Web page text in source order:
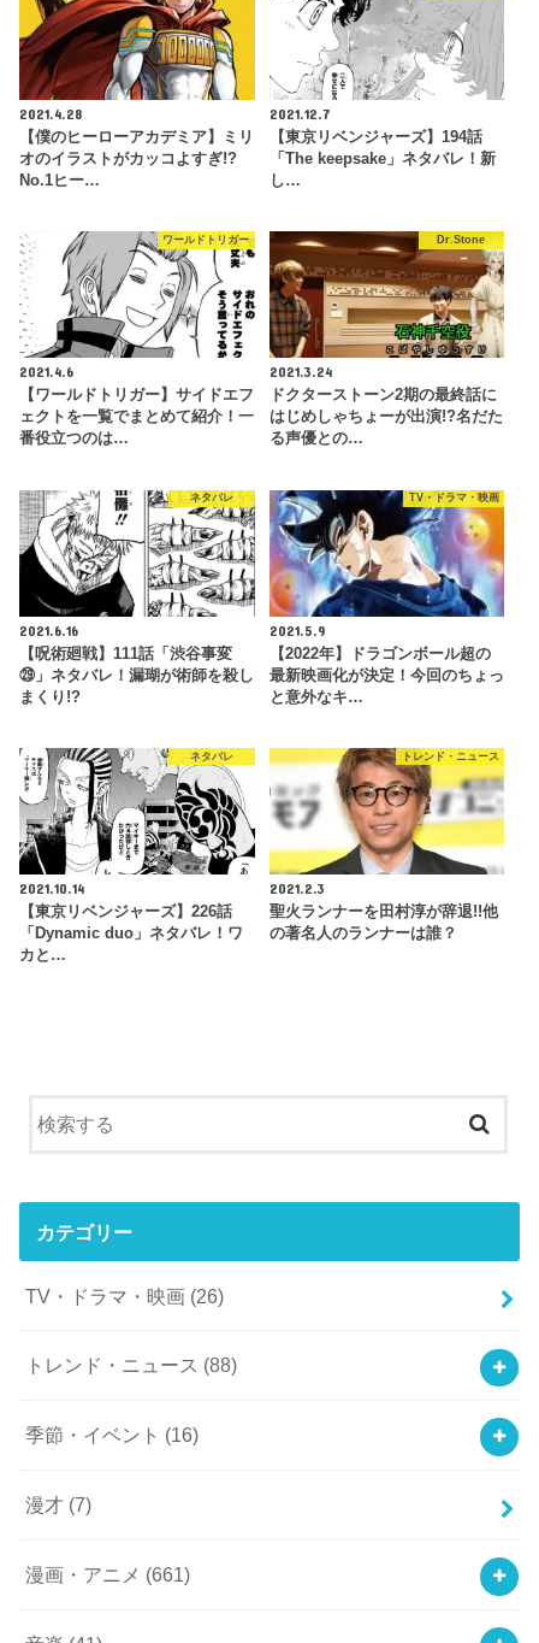
2021.4.28
【僕のヒーローアカデミア】ミリ
オのイラストがカッコよすぎ!?
No.1ヒー…
2021.12.7
【東京リベンジャーズ】194話
「The keepsake」ネタバレ！新
し…
ワールドトリガー
2021.4.6
【ワールドトリガー】サイドエフ
ェクトを一覧でまとめて紹介！一
番役立つのは…
Dr.Stone
2021.3.24
ドクターストーン2期の最終話に
はじめしゃちょーが出演!?名だた
る声優との…
ネタバレ
2021.6.16
【呪術廻戦】111話「渋谷事変
㉙」ネタバレ！漏瑚が術師を殺し
まくり!?
TV・ドラマ・映画
2021.5.9
【2022年】ドラゴンボール超の
最新映画化が決定！今回のちょっ
と意外なキ…
ネタバレ
2021.10.14
【東京リベンジャーズ】226話
「Dynamic duo」ネタバレ！ワ
カと…
トレンド・ニュース
2021.2.3
聖火ランナーを田村淳が辞退!!他
の著名人のランナーは誰？
カテゴリー
TV・ドラマ・映画 (26)
トレンド・ニュース (88)
季節・イベント (16)
漫才 (7)
漫画・アニメ (661)